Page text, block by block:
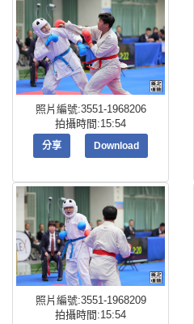
照片編號:3551-1968206
拍攝時間:15:54
分享 Download
照片編號:3551-1968209
拍攝時間:15:54